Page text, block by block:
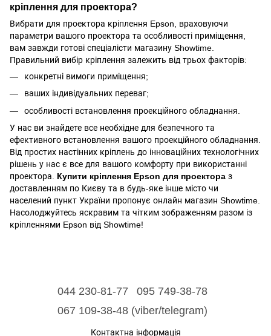
кріплення для проектора?
Вибрати для проектора кріплення Epson, враховуючи
параметри вашого проектора та особливості приміщення,
вам завжди готові спеціалісти магазину Showtime.
Правильний вибір кріплення залежить від трьох факторів:
конкретні вимоги приміщення;
ваших індивідуальних переваг;
особливості встановлення проекційного обладнання.
У нас ви знайдете все необхідне для безпечного та
ефективного встановлення вашого проекційного обладнання.
Від простих настінних кріплень до інноваційних технологічних
рішень у нас є все для вашого комфорту при використанні
проектора. Купити кріплення Epson для проектора з
доставленням по Києву та в будь-яке інше місто чи
населений пункт України пропонує онлайн магазин Showtime.
Насолоджуйтесь яскравим та чітким зображенням разом із
кріпленнями Epson від Showtime!
044 230-81-77
095 749-38-78
067 109-38-48 (viber/telegram)
Контактна інформація